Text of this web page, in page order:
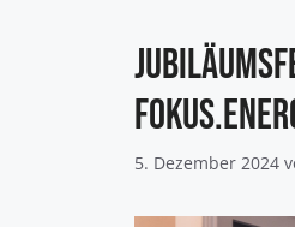
5. Dezember 2024